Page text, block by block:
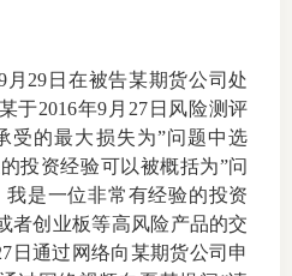
漫画图
上市品
投教书
风险案
月 29 日在被告某期货公司处
于2016年9 月 27日风险测评
受的最大损失为”问题中选
投资经验可以被概括为”问
我是一位非常有经验的投资
者创业板等高风险产品的交
日通过网络向某期货公司申